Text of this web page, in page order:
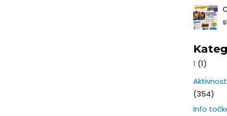
Europu
1 (1)
(354)
Info